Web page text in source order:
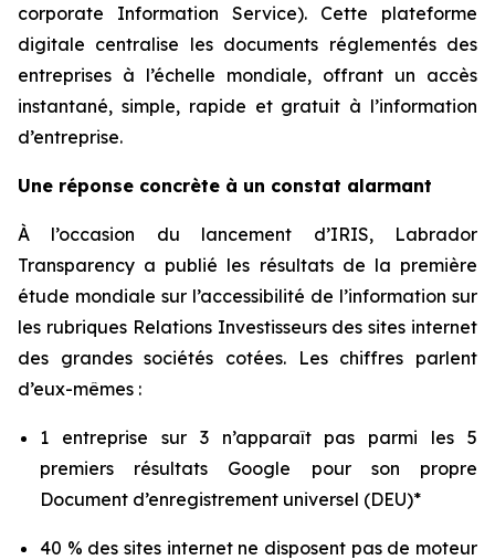
corporate Information Service). Cette plateforme
digitale centralise les documents réglementés des
entreprises à l’échelle mondiale, offrant un accès
instantané, simple, rapide et gratuit à l’information
d’entreprise.
Une réponse concrète à un constat alarmant
À l’occasion du lancement d’IRIS, Labrador
Transparency a publié les résultats de la première
étude mondiale sur l’accessibilité de l’information sur
les rubriques Relations Investisseurs des sites internet
des grandes sociétés cotées. Les chiffres parlent
d’eux-mêmes :
1 entreprise sur 3 n’apparaît pas parmi les 5
premiers résultats Google pour son propre
Document d’enregistrement universel (DEU)*
40 % des sites internet ne disposent pas de moteur